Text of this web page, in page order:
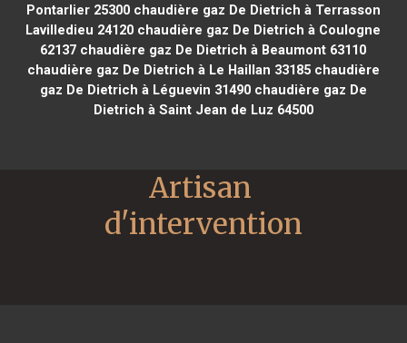
Pontarlier 25300chaudière gaz De Dietrich à Terrasson
Lavilledieu 24120 chaudière gaz De Dietrich à Coulogne
62137 chaudière gaz De Dietrich à Beaumont 63110
chaudière gaz De Dietrich à Le Haillan 33185chaudière
gaz De Dietrich à Léguevin 31490chaudière gaz De
Dietrich à Saint Jean de Luz 64500
Artisan
d'intervention